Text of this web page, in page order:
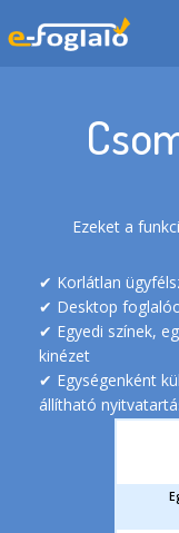
Ezeket a
Korlátlan
Desktop
Egyedi színek,
kinézet
Egységenként
állítható